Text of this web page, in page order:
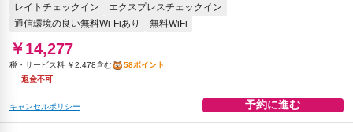
レイトチェックイン
エクスプレスチェックイン
通信環境の良い無料Wi-Fiあり
無料WiFi
￥14,277
税・サービス料 ￥2,478含む
58ポイント
返金不可
キャンセルポリシー 予約に進む